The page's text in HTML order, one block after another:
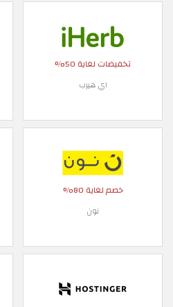
تخفيضات لغاية 50%
اي هيرب
خصم لغاية 80%
نون